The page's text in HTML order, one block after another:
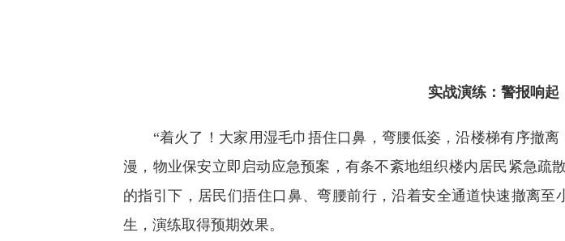
实战演练：警报响起
“着火了！大家用湿毛巾捂住口鼻，弯腰低姿，沿楼梯有序撤离
漫，物业保安立即启动应急预案，有条不紊地组织楼内居民紧急疏
的指引下，居民们捂住口鼻、弯腰前行，沿着安全通道快速撤离
生，演练取得预期效果。